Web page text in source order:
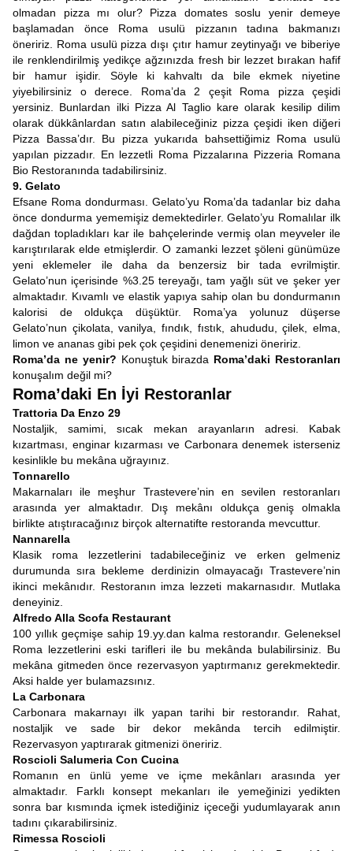
olmadan pizza mı olur? Pizza domates soslu yenir demeye
başlamadan önce Roma usulü pizzanın tadına bakmanızı
öneririz. Roma usulü pizza dışı çıtır hamur zeytinyağı ve biberiye
ile renklendirilmiş yedikçe ağzınızda fresh bir lezzet bırakan hafif
bir hamur işidir. Söyle ki kahvaltı da bile ekmek niyetine
yiyebilirsiniz o derece. Roma’da 2 çeşit Roma pizza çeşidi
yersiniz. Bunlardan ilki Pizza Al Taglio kare olarak kesilip dilim
olarak dükkânlardan satın alabileceğiniz pizza çeşidi iken diğeri
Pizza Bassa’dır. Bu pizza yukarıda bahsettiğimiz Roma usulü
yapılan pizzadır. En lezzetli Roma Pizzalarına Pizzeria Romana
Bio Restoranında tadabilirsiniz.
9. Gelato
Efsane Roma dondurması. Gelato’yu Roma’da tadanlar biz daha
önce dondurma yememişiz demektedirler. Gelato’yu Romalılar ilk
dağdan topladıkları kar ile bahçelerinde vermiş olan meyveler ile
karıştırılarak elde etmişlerdir. O zamanki lezzet şöleni günümüze
yeni eklemeler ile daha da benzersiz bir tada evrilmiştir.
Gelato’nun içerisinde %3.25 tereyağı, tam yağlı süt ve şeker yer
almaktadır. Kıvamlı ve elastik yapıya sahip olan bu dondurmanın
kalorisi de oldukça düşüktür. Roma’ya yolunuz düşerse
Gelato’nun çikolata, vanilya, fındık, fıstık, ahududu, çilek, elma,
limon ve ananas gibi pek çok çeşidini denemenizi öneririz.
Roma’da ne yenir? Konuştuk birazda Roma’daki Restoranları
konuşalım değil mi?
Roma’daki En İyi Restoranlar
Trattoria Da Enzo 29
Nostaljik, samimi, sıcak mekan arayanların adresi. Kabak
kızartması, enginar kızarması ve Carbonara denemek isterseniz
kesinlikle bu mekâna uğrayınız.
Tonnarello
Makarnaları ile meşhur Trastevere’nin en sevilen restoranları
arasında yer almaktadır. Dış mekânı oldukça geniş olmakla
birlikte atıştıracağınız birçok alternatifte restoranda mevcuttur.
Nannarella
Klasik roma lezzetlerini tadabileceğiniz ve erken gelmeniz
durumunda sıra bekleme derdinizin olmayacağı Trastevere’nin
ikinci mekânıdır. Restoranın imza lezzeti makarnasıdır. Mutlaka
deneyiniz.
Alfredo Alla Scofa Restaurant
100 yıllık geçmişe sahip 19.yy.dan kalma restorandır. Geleneksel
Roma lezzetlerini eski tarifleri ile bu mekânda bulabilirsiniz. Bu
mekâna gitmeden önce rezervasyon yaptırmanız gerekmektedir.
Aksi halde yer bulamazsınız.
La Carbonara
Carbonara makarnayı ilk yapan tarihi bir restorandır. Rahat,
nostaljik ve sade bir dekor mekânda tercih edilmiştir.
Rezervasyon yaptırarak gitmenizi öneririz.
Roscioli Salumeria Con Cucina
Romanın en ünlü yeme ve içme mekânları arasında yer
almaktadır. Farklı konsept mekanları ile yemeğinizi yedikten
sonra bar kısmında içmek istediğiniz içeceği yudumlayarak anın
tadını çıkarabilirsiniz.
Rimessa Roscioli